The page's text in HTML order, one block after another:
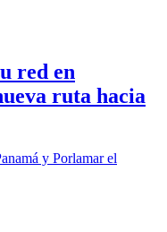
red en
ruta hacia
y Porlamar el